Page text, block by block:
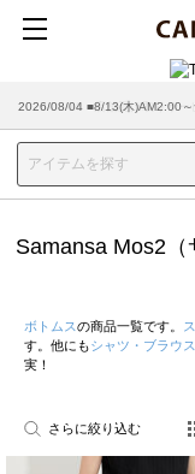
2026/08/04 ■8/13(木)AM2:00～
Samansa Mos2
ボトムスの商品一覧です。
す。他にもシャツ・ブラウス
実！
さらに絞り込む